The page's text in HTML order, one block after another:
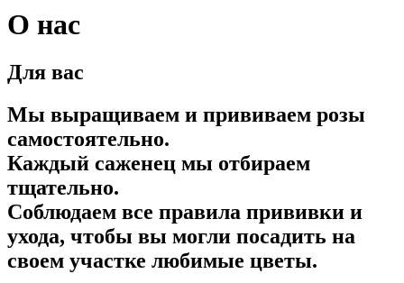
О нас
Для вас
Мы выращиваем и прививаем розы
самостоятельно.
Каждый саженец мы отбираем
тщательно.
Соблюдаем все правила прививки и
ухода, чтобы вы могли посадить на
своем участке любимые цветы.